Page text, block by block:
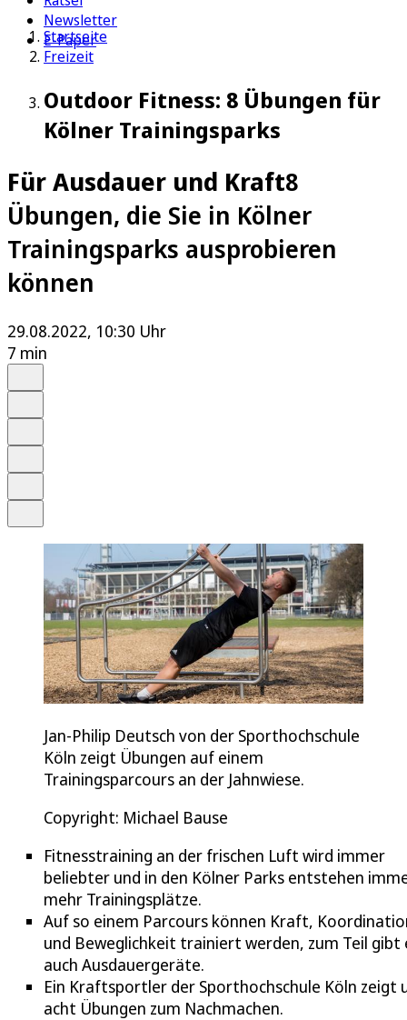
Newsletter
E-Paper
Startseite
Freizeit
Outdoor Fitness: 8 Übungen für
Kölner Trainingsparks
Für Ausdauer und Kraft8
Übungen, die Sie in Kölner
Trainingsparks ausprobieren
können
29.08.2022, 10:30 Uhr
7 min
Jan-Philip Deutsch von der Sporthochschule
Köln zeigt Übungen auf einem
Trainingsparcours an der Jahnwiese.
Copyright: Michael Bause
Fitnesstraining an der frischen Luft wird immer
beliebter und in den Kölner Parks entstehen
mehr Trainingsplätze.
Auf so einem Parcours können Kraft,
und Beweglichkeit trainiert werden, zum Teil gibt
auch Ausdauergeräte.
Ein Kraftsportler der Sporthochschule Köln zeigt
acht Übungen zum Nachmachen.